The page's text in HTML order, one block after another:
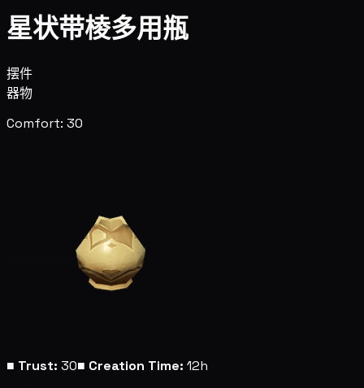
星状带棱多用瓶
摆件
器物
Comfort: 30
■ Trust: 30■ Creation Time: 12h